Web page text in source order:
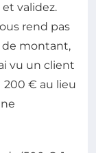
validez.
rend pas
de montant,
vu un client
200 € au lieu